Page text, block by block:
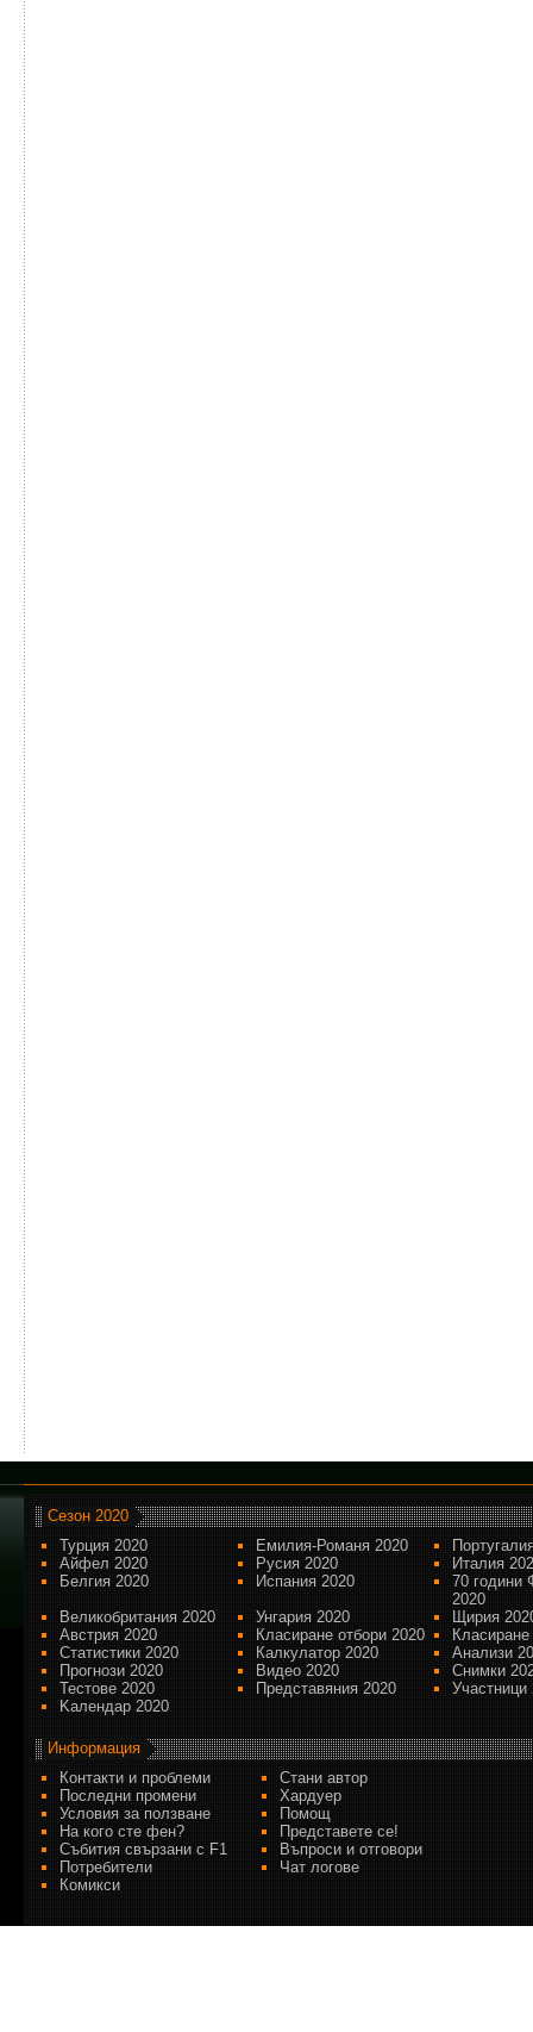
Сезон 2020
Турция 2020
Емилия-Романя 2020
Айфел 2020
Русия 2020
Италия
Белгия 2020
Испания 2020
70 години
2020
Великобритания 2020
Унгария 2020
Щирия
Австрия 2020
Класиране отбори 2020
Статистики 2020
Калкулатор 2020
Анализи
Прогнози 2020
Видео 2020
Снимки
Тестове 2020
Представяния 2020
Участници
Kалендар 2020
Информация
Контакти и проблеми
Стани автор
Последни промени
Хардуер
Условия за ползване
Помощ
На кого сте фен?
Представете се!
Събития свързани с F1
Въпроси и отговори
Потребители
Чат логове
Комикси